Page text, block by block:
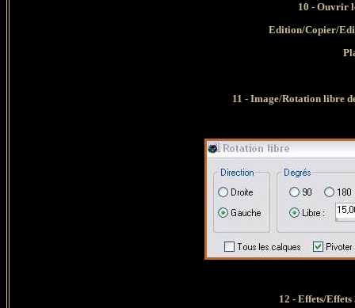
10 - Ouvrir
Edition/Copier/
11 - Image/Rotation libre
12 - Effets/